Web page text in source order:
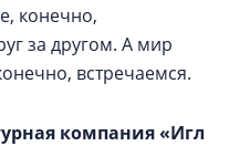
конечно,
за другом. А мир
встречаемся.
компания «Игл